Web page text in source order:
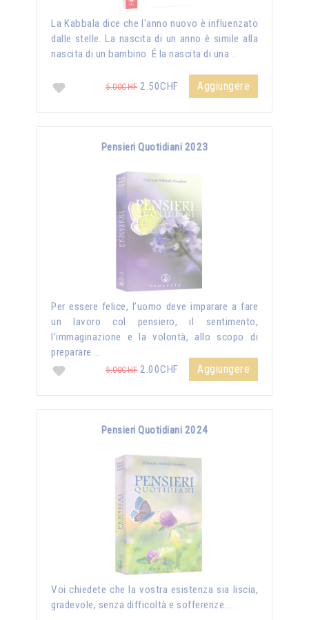
La Kabbala dice che l'anno nuovo è influenzato
dalle stelle. La nascita di un anno è simile alla
nascita di un bambino. É la nascita di una …
5.00CHF2.50CHF Aggiungere
Pensieri Quotidiani 2023
Per essere felice, l’uomo deve imparare a fare
un lavoro col pensiero, il sentimento,
l’immaginazione e la volontà, allo scopo di
preparare …
5.00CHF2.00CHF Aggiungere
Pensieri Quotidiani 2024
Voi chiedete che la vostra esistenza sia liscia,
gradevole, senza difficoltà e sofferenze...